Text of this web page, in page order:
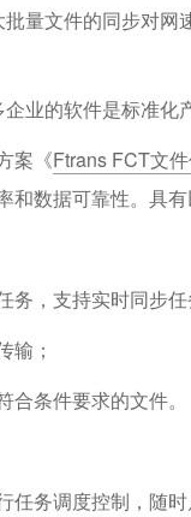
量文件的同步对
业的软件是标准化
案《Ftrans FCT文
数据可靠性。具有
，支持实时同步
输；
条件要求的文件。
务调度控制，随